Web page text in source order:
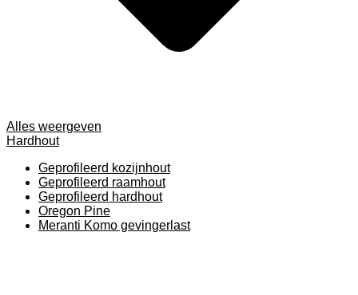
Alles weergeven
Hardhout
Geprofileerd kozijnhout
Geprofileerd raamhout
Geprofileerd hardhout
Oregon Pine
Meranti Komo gevingerlast